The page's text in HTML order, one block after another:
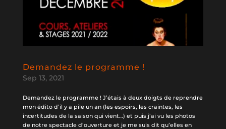
Demandez le programme !
Sep 13, 2021
Demandez le programme ! J’étais à deux doigts de reprendre
mon édito d’il y a pile un an (les espoirs, les craintes, les
incertitudes de la saison qui vient…) et puis j’ai vu les photos
de notre spectacle d’ouverture et je me suis dit qu’elles en